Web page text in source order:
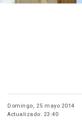
Domingo, 25 mayo 2014
Actualizado: 23:40